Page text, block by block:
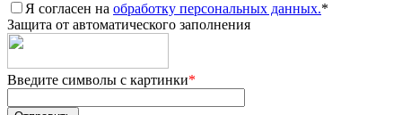
Я согласен на обработку персональных данных.*
Защита от автоматического заполнения
Введите символы с картинки*